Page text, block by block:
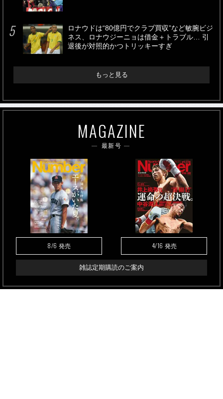
ロナウドは“80億円でクラブ買収”など敏腕ビジ
ネス、ロナウジーニョは借金＋トラブル… 引
退後が対照的かつトリッキーすぎ
もっと見る
MAGAZINE
最新号
8/6 発売 4/16 発売
雑誌定期購読のご案内